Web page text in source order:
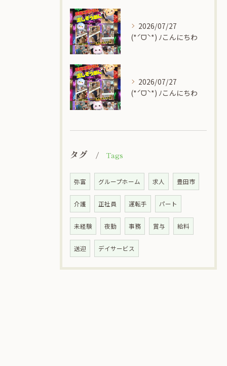
2026/07/27
(*ˊᗜˋ*) ﾉこんにちわ
2026/07/27
(*ˊᗜˋ*) ﾉこんにちわ
タグ Tags
弥富 グループホーム 求人 豊田市
介護 正社員 運転手 パート
未経験 夜勤 事務 賞与 給料
送迎 デイサービス